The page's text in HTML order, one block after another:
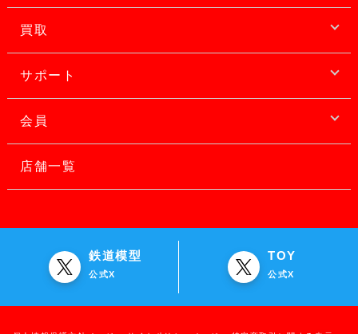
買取
サポート
会員
店舗一覧
鉄道模型
公式X
TOY
公式X